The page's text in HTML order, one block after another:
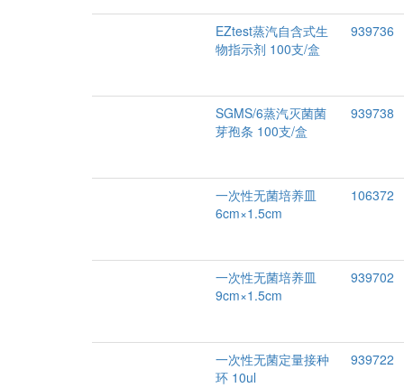
EZtest蒸汽自含式生
物指示剂 100支/盒
939736
SGMS/6蒸汽灭菌菌
芽孢条 100支/盒
939738
一次性无菌培养皿
6cm×1.5cm
106372
一次性无菌培养皿
9cm×1.5cm
939702
一次性无菌定量接种
环 10ul
939722